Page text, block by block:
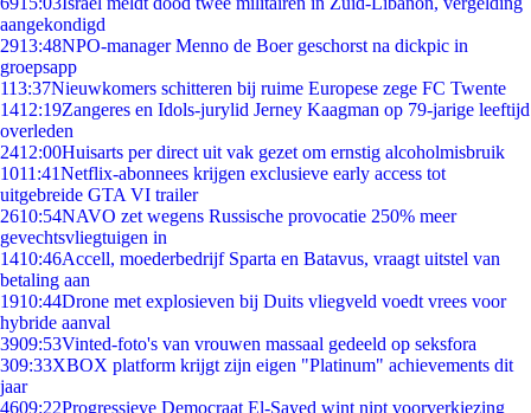
aangekondigd
2913:48NPO-manager Menno de Boer geschorst na dickpic in
groepsapp
113:37Nieuwkomers schitteren bij ruime Europese zege FC Twente
1412:19Zangeres en Idols-jurylid Jerney Kaagman op 79-jarige leeftijd
overleden
2412:00Huisarts per direct uit vak gezet om ernstig alcoholmisbruik
1011:41Netflix-abonnees krijgen exclusieve early access tot
uitgebreide GTA VI trailer
2610:54NAVO zet wegens Russische provocatie 250% meer
gevechtsvliegtuigen in
1410:46Accell, moederbedrijf Sparta en Batavus, vraagt uitstel van
betaling aan
1910:44Drone met explosieven bij Duits vliegveld voedt vrees voor
hybride aanval
3909:53Vinted-foto's van vrouwen massaal gedeeld op seksfora
309:33XBOX platform krijgt zijn eigen "Platinum" achievements dit
jaar
4609:22Progressieve Democraat El-Sayed wint nipt voorverkiezing